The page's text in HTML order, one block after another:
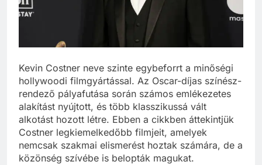
Kevin Costner neve szinte egybeforrt a minőségi
hollywoodi filmgyártással. Az Oscar-díjas színész-
rendező pályafutása során számos emlékezetes
alakítást nyújtott, és több klasszikussá vált
alkotást hozott létre. Ebben a cikkben áttekintjük
Costner legkiemelkedőbb filmjeit, amelyek
nemcsak szakmai elismerést hoztak számára, de a
közönség szívébe is belopták magukat.